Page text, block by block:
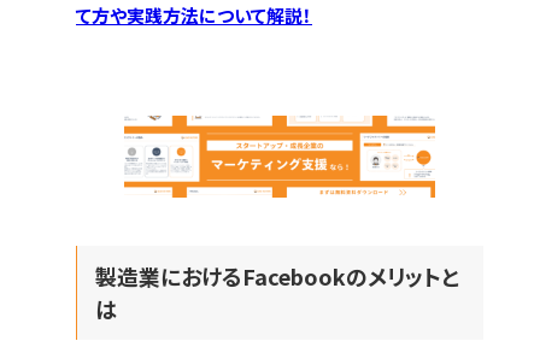
て方や実践方法について解説！
製造業におけるFacebookのメリットと
は